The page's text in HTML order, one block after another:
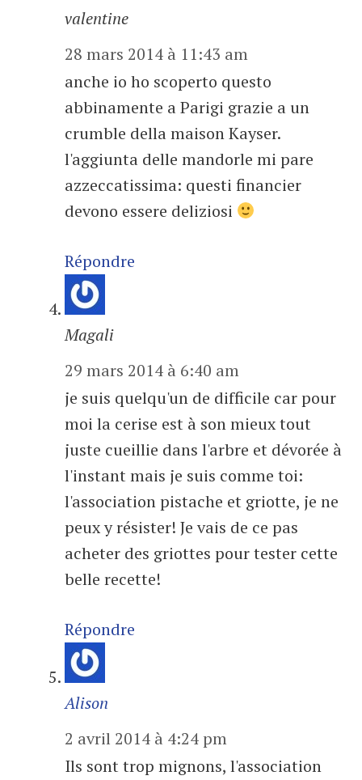
valentine
28 mars 2014 à 11:43 am
anche io ho scoperto questo
abbinamente a Parigi grazie a un
crumble della maison Kayser.
l'aggiunta delle mandorle mi pare
azzeccatissima: questi financier
devono essere deliziosi
Répondre
Magali
29 mars 2014 à 6:40 am
je suis quelqu'un de difficile car pour
moi la cerise est à son mieux tout
juste cueillie dans l'arbre et dévorée à
l'instant mais je suis comme toi:
l'association pistache et griotte, je ne
peux y résister! Je vais de ce pas
acheter des griottes pour tester cette
belle recette!
Répondre
Alison
2 avril 2014 à 4:24 pm
Ils sont trop mignons, l'association